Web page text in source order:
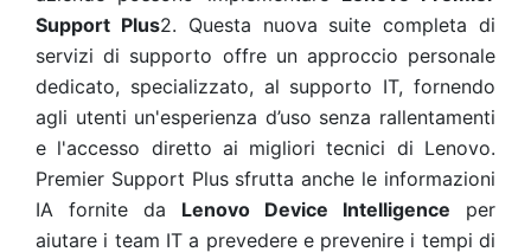
Support Plus2. Questa nuova suite completa di
servizi di supporto offre un approccio personale
dedicato, specializzato, al supporto IT, fornendo
agli utenti un'esperienza d’uso senza rallentamenti
e l'accesso diretto ai migliori tecnici di Lenovo.
Premier Support Plus sfrutta anche le informazioni
IA fornite da Lenovo Device Intelligence per
aiutare i team IT a prevedere e prevenire i tempi di